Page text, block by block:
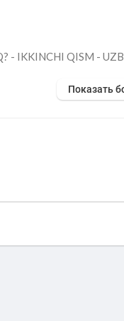
- IKKINCHI QISM -
Показать